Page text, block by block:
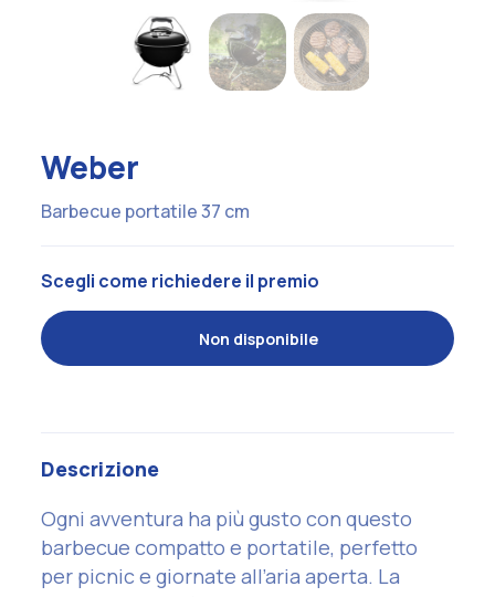
Weber
Barbecue portatile 37 cm
Scegli come richiedere il premio
Non disponibile
Descrizione
Ogni avventura ha più gusto con questo
barbecue compatto e portatile, perfetto
per picnic e giornate all’aria aperta. La